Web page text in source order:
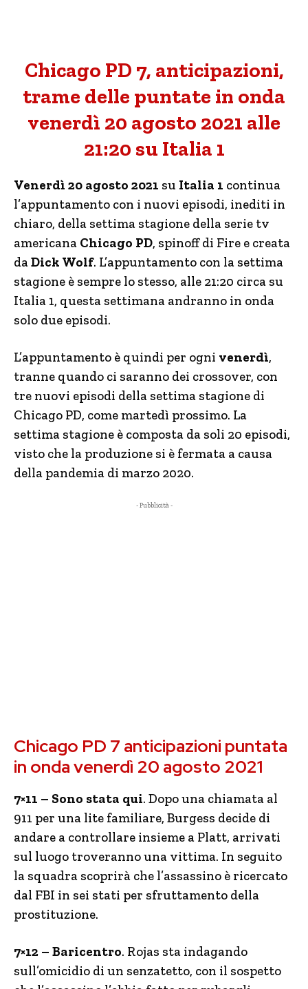
Chicago PD 7, anticipazioni,
trame delle puntate in onda
venerdì 20 agosto 2021 alle
21:20 su Italia 1
Venerdì 20 agosto 2021 su Italia 1 continua
l’appuntamento con i nuovi episodi, inediti in
chiaro, della settima stagione della serie tv
americana Chicago PD, spinoff di Fire e creata
daDick Wolf. L’appuntamento con la settima
stagione è sempre lo stesso, alle 21:20 circa su
Italia 1, questa settimana andranno in onda
solo due episodi.
L’appuntamento è quindi per ogni venerdì,
tranne quando ci saranno dei crossover, con
tre nuovi episodi della settima stagione di
Chicago PD, come martedì prossimo. La
settima stagione è composta da soli 20 episodi,
visto che la produzione si è fermata a causa
della pandemia di marzo 2020.
- Pubblicità -
Chicago PD 7 anticipazioni puntata
in onda venerdì 20 agosto 2021
7×11 – Sono stata qui. Dopo una chiamata al
911 per una lite familiare, Burgess decide di
andare a controllare insieme a Platt, arrivati
sul luogo troveranno una vittima. In seguito
la squadra scoprirà che l’assassino è ricercato
dal FBI in sei stati per sfruttamento della
prostituzione.
7×12 – Baricentro. Rojas sta indagando
sull’omicidio di un senzatetto, con il sospetto